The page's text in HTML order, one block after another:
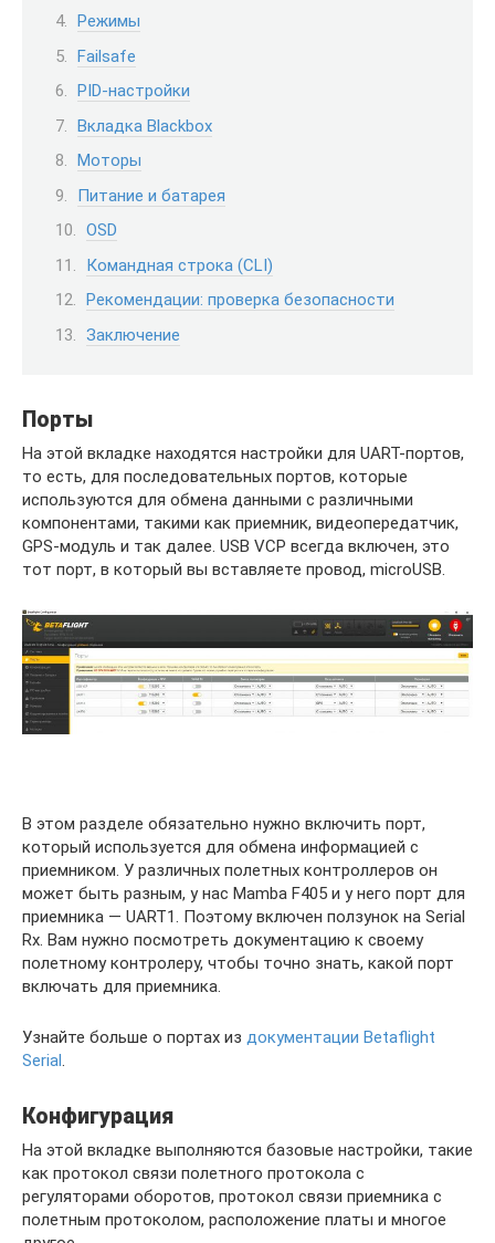
Режимы
Failsafe
PID-настройки
Вкладка Blackbox
Моторы
Питание и батарея
OSD
Командная строка (CLI)
Рекомендации: проверка безопасности
Заключение
Порты
На этой вкладке находятся настройки для UART-портов,
то есть, для последовательных портов, которые
используются для обмена данными с различными
компонентами, такими как приемник, видеопередатчик,
GPS-модуль и так далее. USB VCP всегда включен, это
тот порт, в который вы вставляете провод, microUSB.
В этом разделе обязательно нужно включить порт,
который используется для обмена информацией с
приемником. У различных полетных контроллеров он
может быть разным, у нас Mamba F405 и у него порт для
приемника — UART1. Поэтому включен ползунок на Serial
Rx. Вам нужно посмотреть документацию к своему
полетному контролеру, чтобы точно знать, какой порт
включать для приемника.
Узнайте больше о портах из документации Betaflight
Serial.
Конфигурация
На этой вкладке выполняются базовые настройки, такие
как протокол связи полетного протокола с
регуляторами оборотов, протокол связи приемника с
полетным протоколом, расположение платы и многое